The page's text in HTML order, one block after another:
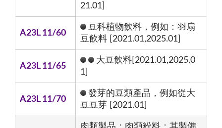
21.01]
A23L 11/60
豆科植物飲料，例如：羽扇
豆飲料 [2021.01,2025.01]
A23L 11/65
大豆飲料[2021.01,2025.0
1]
A23L 11/70
發芽的豆類產品，例如從大
豆豆芽 [2021.01]